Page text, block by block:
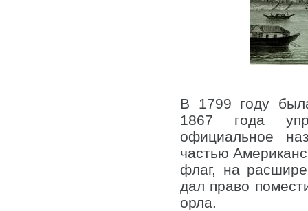
В 1799 году
1867 года
официальное
частью
флаг, на
дал право
орла.